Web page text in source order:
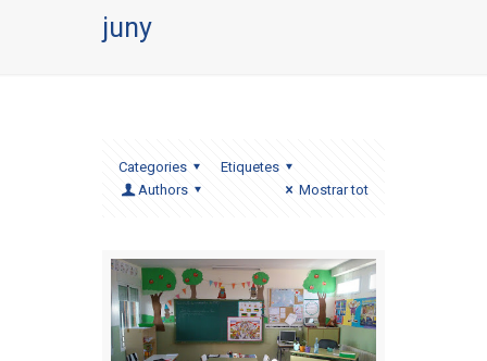
juny
Categories
Etiquetes
Authors
Mostrar tot